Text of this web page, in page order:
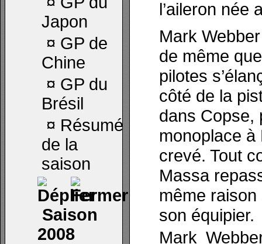
Japon
¤ GP de
Chine
¤ GP du
Brésil
¤ Résumé
de la
saison
Saison
2008
l’aileron née
Mark
de même
pilotes
côté de la
dans Copse,
monoplace
crevé. Tout
Massa
même
son équipier.
Mark